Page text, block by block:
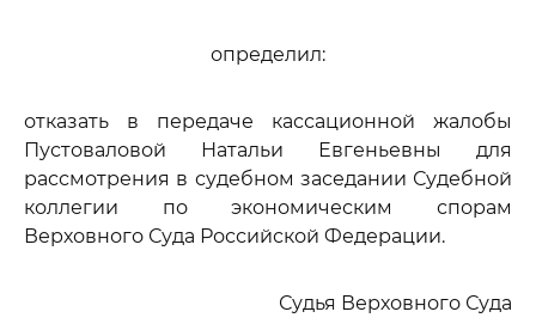
определил:
отказать в передаче кассационной жалобы
Пустоваловой Натальи Евгеньевны для
рассмотрения в судебном заседании Судебной
коллегии по экономическим спорам
Верховного Суда Российской Федерации.
Судья Верховного Суда